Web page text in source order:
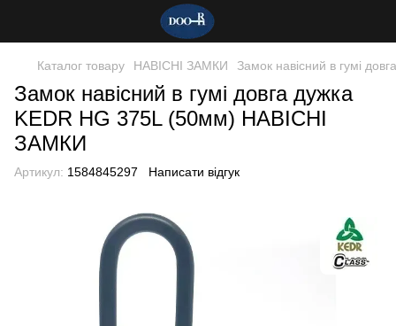
Каталог товару НАВІСНІ ЗАМКИ Замок навісний в гумі
Замок навісний в гумі довга дужка
KEDR HG 375L (50мм) НАВІСНІ
ЗАМКИ
Артикул: 1584845297 Написати відгук